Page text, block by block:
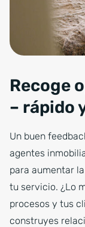
Recoge
– rápido
Un buen
agentes
para aumentar
tu servicio. ¿Lo
procesos y tus
construyes